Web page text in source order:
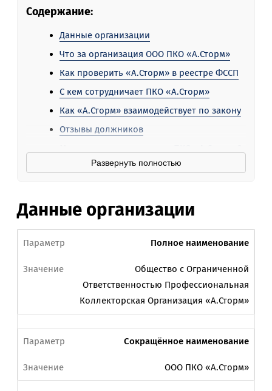
Содержание:
Данные организации
Что за организация ООО ПКО «А.Сторм»
Как проверить «А.Сторм» в реестре ФССП
С кем сотрудничает ПКО «А.Сторм»
Как «А.Сторм» взаимодействует по закону
Отзывы должников
Как законно не платить долг «А.Сторм»?
Развернуть полностью
Данные организации
Полное наименование
Общество с Ограниченной
Ответственностью Профессиональная
Коллекторская Организация «А.Сторм»
Сокращённое наименование
ООО ПКО «А.Сторм»